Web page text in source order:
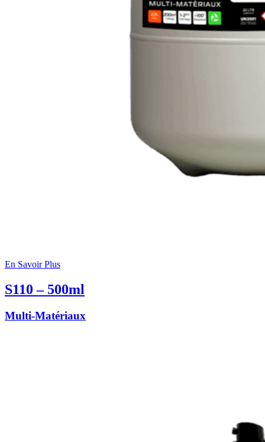
En Savoir Plus
S110 – 500ml
Multi-Matériaux